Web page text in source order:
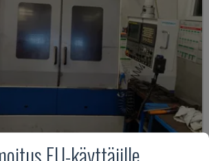
EU-käyttäjille